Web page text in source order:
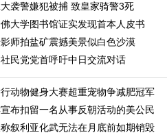
袭警嫌犯被捕 致皇家骑警3死
大学图书馆证实发现首本人皮书
师拍盐矿震撼美景似白色沙漠
民党党首呼吁中日交流对话
动物健身大赛超重宠物争减肥冠军
布扣留一名从事反朝活动的美公民
叙利亚化武无法在月底前如期销毁